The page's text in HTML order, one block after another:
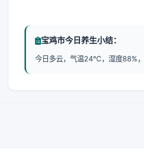
宝鸡市今日养生小结：
今日多云，气温24℃，湿度88%，